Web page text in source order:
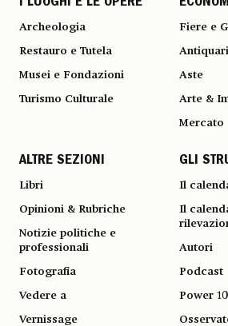
I LUOGHI E LE OPERE
Archeologia
Restauro e Tutela
Musei e Fondazioni
Turismo Culturale
Fiere e
Antiquari
Aste
Arte &
Mercato
ALTRE SEZIONI
Libri
Opinioni & Rubriche
Notizie politiche e
professionali
Fotografia
Vedere a
Vernissage
GLI
Il
Il
Autori
Podcast
Power